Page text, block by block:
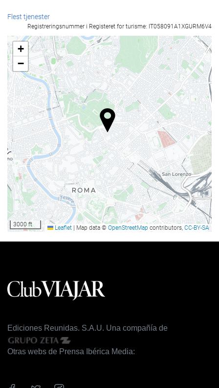
Velvære
Spa
Badstue
Treningsrom
Resepsjonstjenester
Døgnåpen resepsjon
Bagasjeoppbevaring
Mat og Drikke
À la carte-restaurant
Bar
Forretningsfasiliteter
Business Centre
Rengjøring
Flest tjenester
Registreringsnummer i Registeret for turisme: IT058091A1XGURM6V4
+
−
3000 ft Leaflet Map data © OpenStreetMap contributors, CC-BY-SA
Ediciones Reunidas. S.A.U. Una compañía de
Otras webs de Prensa Ibérica Media: